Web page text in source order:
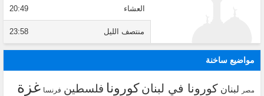
العشاء 20:49
منتصف الليل 23:58
مواضيع ساخنة
مصر لبنان كورونا في لبنانكورونا فلسطين فرنسا غزة